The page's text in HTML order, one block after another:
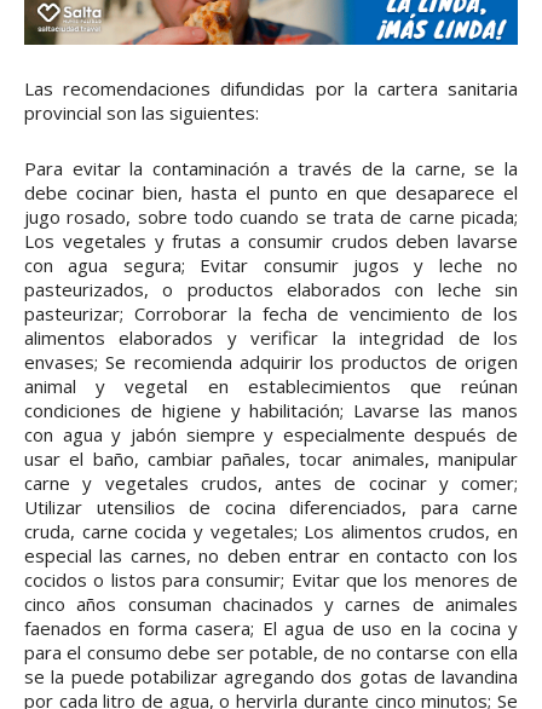
Las recomendaciones difundidas por la cartera sanitaria
provincial son las siguientes:
Para evitar la contaminación a través de la carne, se la
debe cocinar bien, hasta el punto en que desaparece el
jugo rosado, sobre todo cuando se trata de carne picada;
Los vegetales y frutas a consumir crudos deben lavarse
con agua segura; Evitar consumir jugos y leche no
pasteurizados, o productos elaborados con leche sin
pasteurizar; Corroborar la fecha de vencimiento de los
alimentos elaborados y verificar la integridad de los
envases; Se recomienda adquirir los productos de origen
animal y vegetal en establecimientos que reúnan
condiciones de higiene y habilitación; Lavarse las manos
con agua y jabón siempre y especialmente después de
usar el baño, cambiar pañales, tocar animales, manipular
carne y vegetales crudos, antes de cocinar y comer;
Utilizar utensilios de cocina diferenciados, para carne
cruda, carne cocida y vegetales; Los alimentos crudos, en
especial las carnes, no deben entrar en contacto con los
cocidos o listos para consumir; Evitar que los menores de
cinco años consuman chacinados y carnes de animales
faenados en forma casera; El agua de uso en la cocina y
para el consumo debe ser potable, de no contarse con ella
se la puede potabilizar agregando dos gotas de lavandina
por cada litro de agua, o hervirla durante cinco minutos; Se